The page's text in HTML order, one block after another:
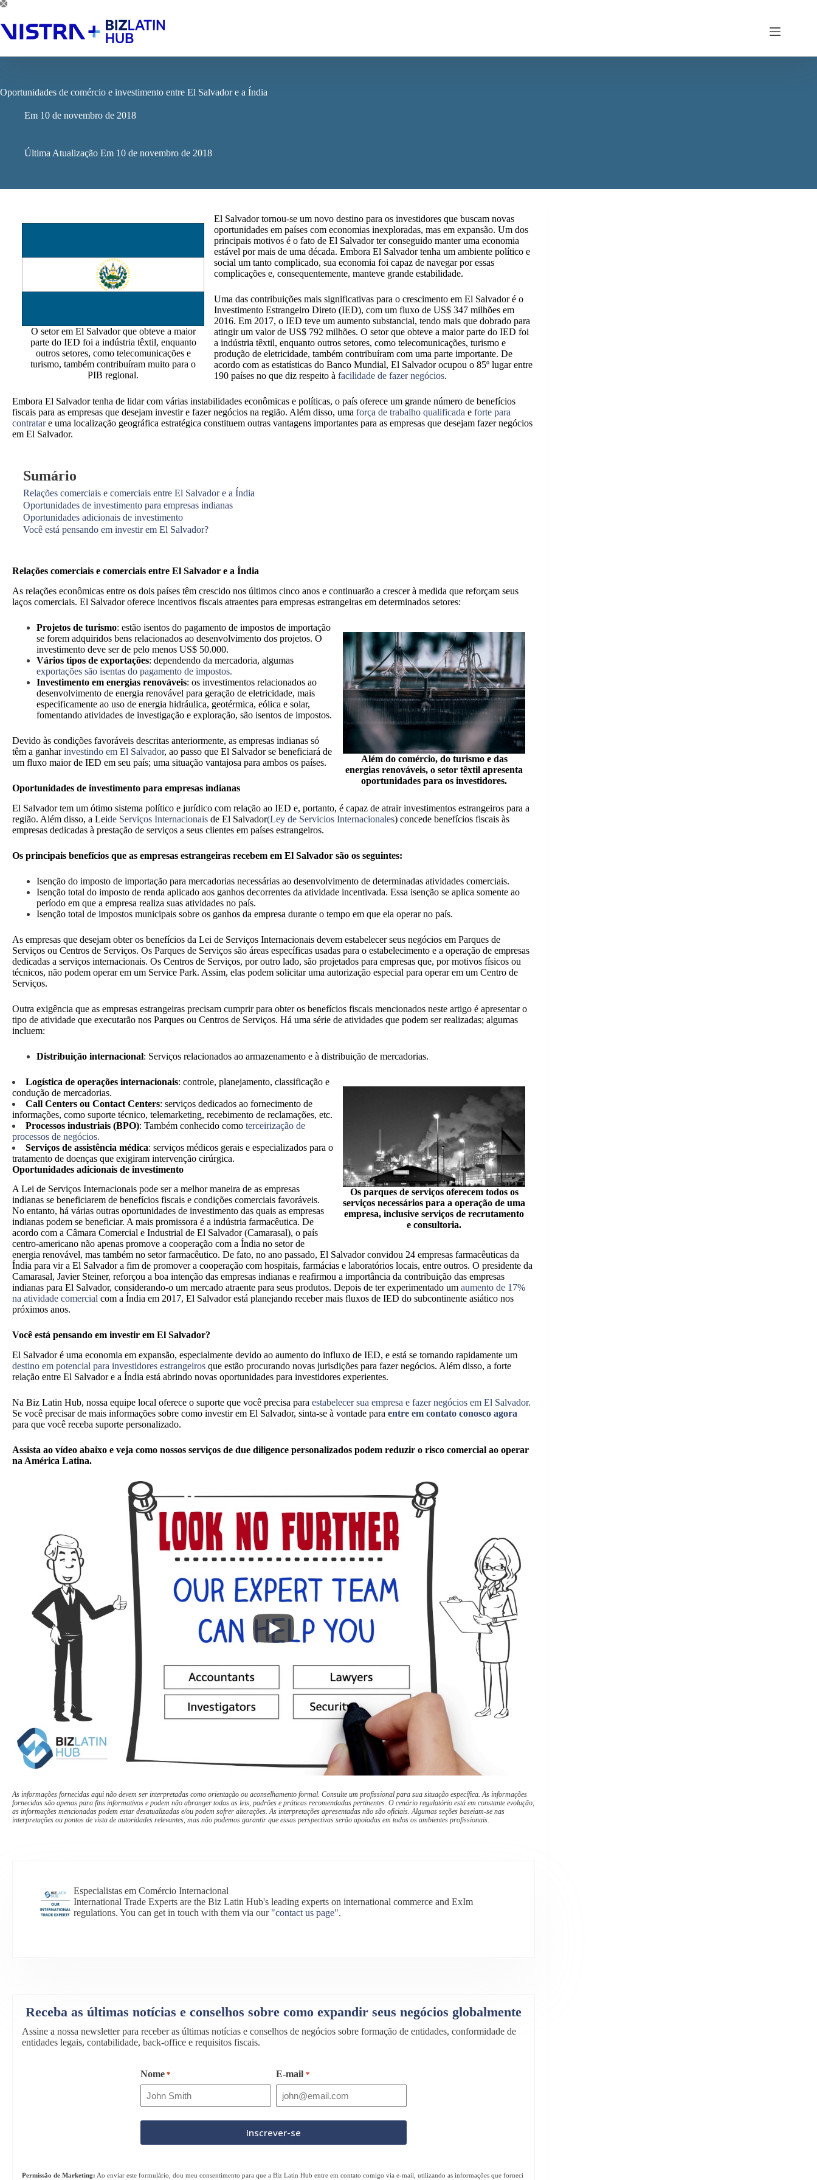
Pular
o
conteúdo
Oportunidades de comércio e investimento entre El Salvador e a Índia
Em 10 de novembro de 2018
Última Atualização Em 10 de novembro de 2018
O setor em El Salvador que obteve a maior
parte do IED foi a indústria têxtil, enquanto
outros setores, como telecomunicações e
turismo, também contribuíram muito para o
PIB regional.
El Salvador tornou-se um novo destino para os investidores que buscam novas
oportunidades em países com economias inexploradas, mas em expansão. Um dos
principais motivos é o fato de El Salvador ter conseguido manter uma economia
estável por mais de uma década. Embora El Salvador tenha um ambiente político e
social um tanto complicado, sua economia foi capaz de navegar por essas
complicações e, consequentemente, manteve grande estabilidade.
Uma das contribuições mais significativas para o crescimento em El Salvador é o
Investimento Estrangeiro Direto (IED), com um fluxo de US$ 347 milhões em
2016. Em 2017, o IED teve um aumento substancial, tendo mais que dobrado para
atingir um valor de US$ 792 milhões. O setor que obteve a maior parte do IED foi
a indústria têxtil, enquanto outros setores, como telecomunicações, turismo e
produção de eletricidade, também contribuíram com uma parte importante. De
acordo com as estatísticas do Banco Mundial, El Salvador ocupou o 85º lugar entre
190 países no que diz respeito à facilidade de fazer negócios.
Embora El Salvador tenha de lidar com várias instabilidades econômicas e políticas, o país oferece um grande número de benefícios
fiscais para as empresas que desejam investir e fazer negócios na região. Além disso, uma força de trabalho qualificada e forte para
contratare uma localização geográfica estratégica constituem outras vantagens importantes para as empresas que desejam fazer negócios
em El Salvador.
Sumário
Relações comerciais e comerciais entre El Salvador e a Índia
Oportunidades de investimento para empresas indianas
Oportunidades adicionais de investimento
Você está pensando em investir em El Salvador?
Relações comerciais e comerciais entre El Salvador e a Índia
As relações econômicas entre os dois países têm crescido nos últimos cinco anos e continuarão a crescer à medida que reforçam seus
laços comerciais. El Salvador oferece incentivos fiscais atraentes para empresas estrangeiras em determinados setores:
Além do comércio, do turismo e das
energias renováveis, o setor têxtil apresenta
oportunidades para os investidores.
Projetos de turismo: estão isentos do pagamento de impostos de importação
se forem adquiridos bens relacionados ao desenvolvimento dos projetos. O
investimento deve ser de pelo menos US$ 50.000.
Vários tipos de exportações: dependendo da mercadoria, algumas
exportações são isentas do pagamento de impostos.
Investimento em energias renováveis: os investimentos relacionados ao
desenvolvimento de energia renovável para geração de eletricidade, mais
especificamente ao uso de energia hidráulica, geotérmica, eólica e solar,
fomentando atividades de investigação e exploração, são isentos de impostos.
Devido às condições favoráveis descritas anteriormente, as empresas indianas só
têm a ganharinvestindo em El Salvador, ao passo que El Salvador se beneficiará de
um fluxo maior de IED em seu país; uma situação vantajosa para ambos os países.
Oportunidades de investimento para empresas indianas
El Salvador tem um ótimo sistema político e jurídico com relação ao IED e, portanto, é capaz de atrair investimentos estrangeiros para a
região. Além disso, a Leide Serviços Internacionais de El Salvador(Ley de Servicios Internacionales) concede benefícios fiscais às
empresas dedicadas à prestação de serviços a seus clientes em países estrangeiros.
Os principais benefícios que as empresas estrangeiras recebem em El Salvador são os seguintes:
Isenção do imposto de importação para mercadorias necessárias ao desenvolvimento de determinadas atividades comerciais.
Isenção total do imposto de renda aplicado aos ganhos decorrentes da atividade incentivada. Essa isenção se aplica somente ao
período em que a empresa realiza suas atividades no país.
Isenção total de impostos municipais sobre os ganhos da empresa durante o tempo em que ela operar no país.
As empresas que desejam obter os benefícios da Lei de Serviços Internacionais devem estabelecer seus negócios em Parques de
Serviços ou Centros de Serviços. Os Parques de Serviços são áreas específicas usadas para o estabelecimento e a operação de empresas
dedicadas a serviços internacionais. Os Centros de Serviços, por outro lado, são projetados para empresas que, por motivos físicos ou
técnicos, não podem operar em um Service Park. Assim, elas podem solicitar uma autorização especial para operar em um Centro de
Serviços.
Outra exigência que as empresas estrangeiras precisam cumprir para obter os benefícios fiscais mencionados neste artigo é apresentar o
tipo de atividade que executarão nos Parques ou Centros de Serviços. Há uma série de atividades que podem ser realizadas; algumas
incluem:
Distribuição internacional: Serviços relacionados ao armazenamento e à distribuição de mercadorias.
Os parques de serviços oferecem todos os
serviços necessários para a operação de uma
empresa, inclusive serviços de recrutamento
e consultoria.
Logística de operações internacionais: controle, planejamento, classificação e
condução de mercadorias.
Call Centers ou Contact Centers: serviços dedicados ao fornecimento de
informações, como suporte técnico, telemarketing, recebimento de reclamações, etc.
Processos industriais (BPO): Também conhecido como terceirização de
processos de negócios.
Serviços de assistência médica: serviços médicos gerais e especializados para o
tratamento de doenças que exigiram intervenção cirúrgica.
Oportunidades adicionais de investimento
A Lei de Serviços Internacionais pode ser a melhor maneira de as empresas
indianas se beneficiarem de benefícios fiscais e condições comerciais favoráveis.
No entanto, há várias outras oportunidades de investimento das quais as empresas
indianas podem se beneficiar. A mais promissora é a indústria farmacêutica. De
acordo com a Câmara Comercial e Industrial de El Salvador (Camarasal), o país
centro-americano não apenas promove a cooperação com a Índia no setor de
energia renovável, mas também no setor farmacêutico. De fato, no ano passado, El Salvador convidou 24 empresas farmacêuticas da
Índia para vir a El Salvador a fim de promover a cooperação com hospitais, farmácias e laboratórios locais, entre outros. O presidente da
Camarasal, Javier Steiner, reforçou a boa intenção das empresas indianas e reafirmou a importância da contribuição das empresas
indianas para El Salvador, considerando-o um mercado atraente para seus produtos. Depois de ter experimentado um aumento de 17%
na atividade comercial com a Índia em 2017, El Salvador está planejando receber mais fluxos de IED do subcontinente asiático nos
próximos anos.
Você está pensando em investir em El Salvador?
El Salvador é uma economia em expansão, especialmente devido ao aumento do influxo de IED, e está se tornando rapidamente um
destino em potencial para investidores estrangeiros que estão procurando novas jurisdições para fazer negócios. Além disso, a forte
relação entre El Salvador e a Índia está abrindo novas oportunidades para investidores experientes.
Na Biz Latin Hub, nossa equipe local oferece o suporte que você precisa para estabelecer sua empresa e fazer negócios em El Salvador.
Se você precisar de mais informações sobre como investir em El Salvador, sinta-se à vontade para entre em contato conosco agora
para que você receba suporte personalizado.
Assista ao vídeo abaixo e veja como nossos serviços de due diligence personalizados podem reduzir o risco comercial ao operar
na América Latina.
As informações fornecidas aqui não devem ser interpretadas como orientação ou aconselhamento formal. Consulte um profissional para sua situação específica. As informações
fornecidas são apenas para fins informativos e podem não abranger todas as leis, padrões e práticas recomendadas pertinentes. O cenário regulatório está em constante evolução;
as informações mencionadas podem estar desatualizadas e/ou podem sofrer alterações. As interpretações apresentadas não são oficiais. Algumas seções baseiam-se nas
interpretações ou pontos de vista de autoridades relevantes, mas não podemos garantir que essas perspectivas serão apoiadas em todos os ambientes profissionais.
Especialistas em Comércio Internacional
International Trade Experts are the Biz Latin Hub's leading experts on international commerce and ExIm
regulations. You can get in touch with them via our "contact us page".
Receba as últimas notícias e conselhos sobre como expandir seus negócios globalmente
Assine a nossa newsletter para receber as últimas notícias e conselhos de negócios sobre formação de entidades, conformidade de
entidades legais, contabilidade, back-office e requisitos fiscais.
Nome * E-mail *
Permissão de Marketing: Ao enviar este formulário, dou meu consentimento para que a Biz Latin Hub entre em contato comigo via e-mail, utilizando as informações que forneci